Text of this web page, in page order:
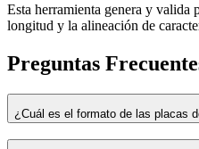
Esta herramienta genera y valida
longitud y la alineación de
Preguntas
¿Cuál es el formato de las placas